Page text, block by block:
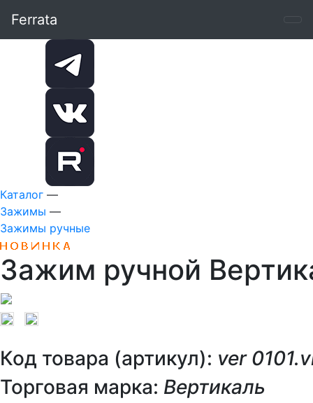
Ferrata
Каталог —
Зажимы —
Зажимы ручные
Зажим ручной
Код товара (артикул): ver
Торговая марка: Вертикаль